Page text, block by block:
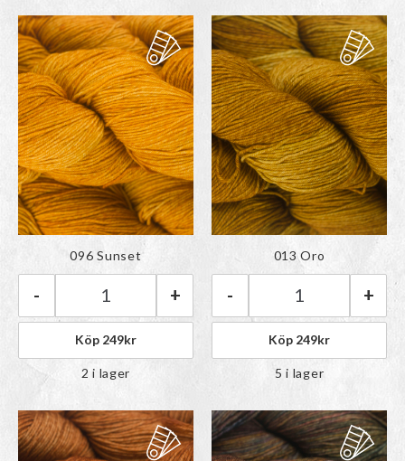
Färgen har lagts till i
paletten
Malabrigo Ultimate Sock | 096 Sunset mängd
- +
096 Sunset
Köp 249kr
2 i lager
Färgen har lagts till i
paletten
Malabrigo
- +
013 Oro
Köp 249kr
5 i lager